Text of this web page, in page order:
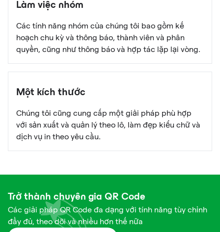
Làm việc nhóm
Các tính năng nhóm của chúng tôi bao gồm kế
hoạch chu kỳ và thông báo, thành viên và phân
quyền, cũng như thông báo và hợp tác lặp lại vòng.
Một kích thước
Chúng tôi cũng cung cấp một giải pháp phù hợp
với sản xuất và quản lý theo lô, làm đẹp kiểu chữ và
dịch vụ in theo yêu cầu.
Trở thành chuyên gia QR Code
Các giải pháp QR Code đa dạng với tính năng tùy chỉnh
đầy đủ, theo dõi và nhiều hơn thế nữa